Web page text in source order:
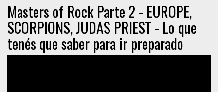
Masters of Rock Parte 2 - EUROPE,
SCORPIONS, JUDAS PRIEST - Lo que
tenés que saber para ir preparado